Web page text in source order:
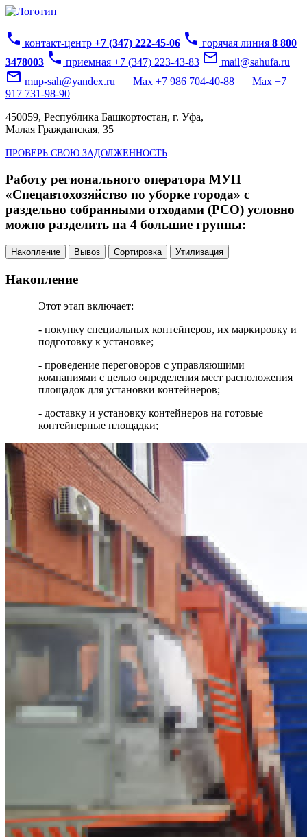
phone контакт-центр +7 (347) 222-45-06 phone горячая линия 8 800
3478003 phone приемная +7 (347) 223-43-83 mail_outline mail@sahufa.ru
mail_outline mup-sah@yandex.ru Max +7 986 704-40-88
Max +7
917 731-98-90
450059, Республика Башкортостан, г. Уфа,
Малая Гражданская, 35
ПРОВЕРЬ СВОЮ ЗАДОЛЖЕННОСТЬ
Работу регионального оператора МУП
«Спецавтохозяйство по уборке города» с
раздельно собранными отходами (РСО) условно
можно разделить на 4 большие группы:
Накопление Вывоз Сортировка Утилизация
Накопление
Этот этап включает:
- покупку специальных контейнеров, их маркировку и
подготовку к установке;
- проведение переговоров с управляющими
компаниями с целью определения мест расположения
площадок для установки контейнеров;
- доставку и установку контейнеров на готовые
контейнерные площадки;